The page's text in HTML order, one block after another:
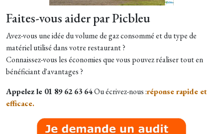
Faites-vous aider par Picbleu
Avez-vous une idée du volume de gaz consommé et du type de
matériel utilisé dans votre restaurant ?
Connaissez-vous les économies que vous pouvez réaliser tout en
bénéficiant d'avantages ?
Appelez le 01 89 62 63 64Ou écrivez-nous :réponse rapide et
efficace.